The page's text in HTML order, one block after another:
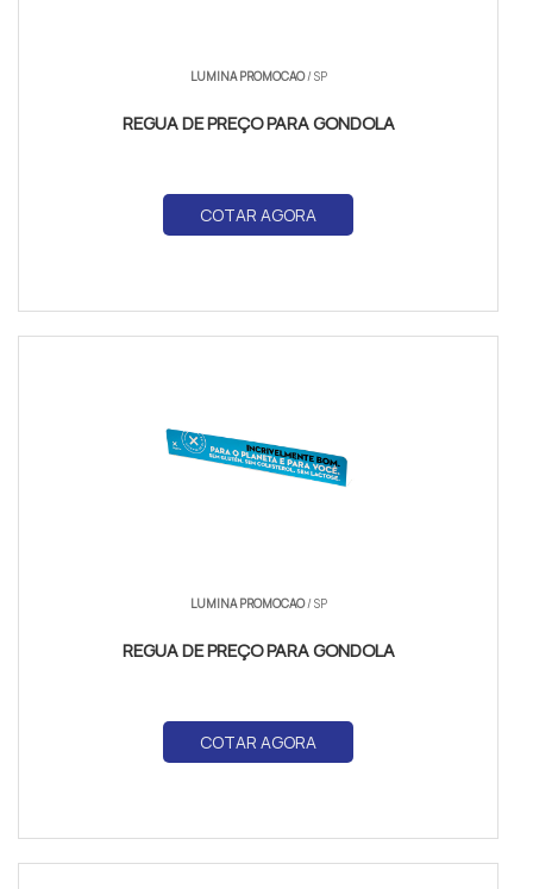
LUMINA PROMOCAO/ SP
REGUA DE PREÇO PARA GONDOLA
COTAR AGORA
LUMINA PROMOCAO/ SP
REGUA DE PREÇO PARA GONDOLA
COTAR AGORA